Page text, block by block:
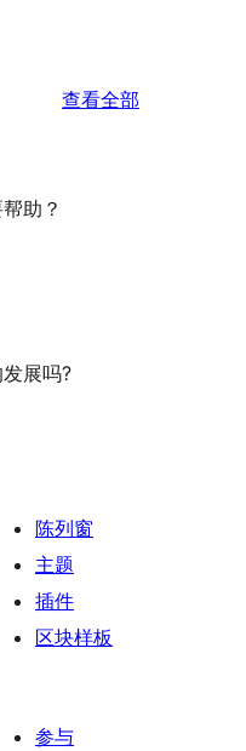
查看全部
助？
展吗?
陈列窗
主题
插件
区块样板
参与